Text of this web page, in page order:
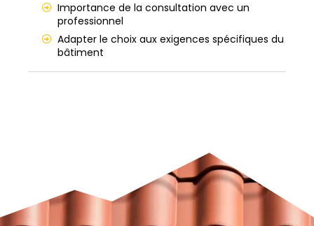
Importance de la consultation avec un
professionnel
Adapter le choix aux exigences spécifiques du
bâtiment